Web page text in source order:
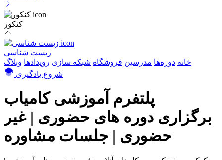
کنکور
زیست شناسی
خانه دوره‌ها مدرسین فروشگاه شبکه سازی رویداد‌ها وبلاگ
شروع یادگیری
پلتفرم آموزشی کامیاب
برگزاری دوره های حضوری | غیر
حضوری | جلسات مشاوره